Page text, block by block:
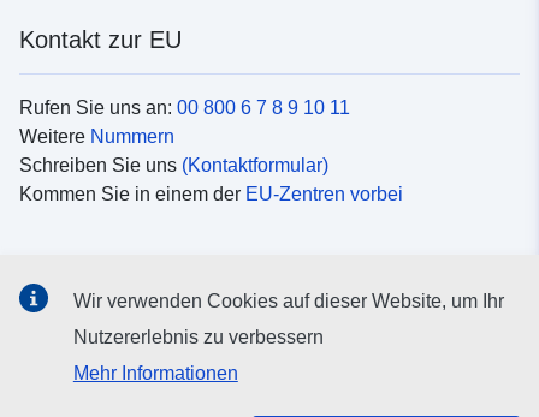
Kontakt zur EU
Rufen Sie uns an: 00 800 6 7 8 9 10 11
Weitere Nummern
Schreiben Sie uns (Kontaktformular)
Kommen Sie in einem der EU-Zentren vorbei
Suche nach EUSocial-Media-Kanäle
Wir verwenden Cookies auf dieser Website, um Ihr
Nutzererlebnis zu verbessern
Mehr Informationen